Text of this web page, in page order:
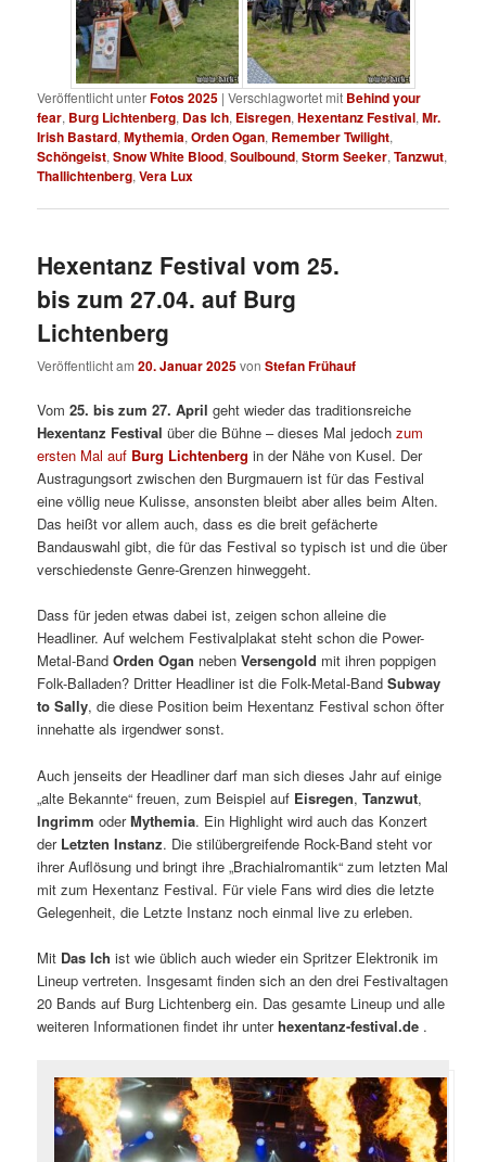
Veröffentlicht unterFotos 2025 |Verschlagwortet mit Behind your
fear, Burg Lichtenberg, Das Ich, Eisregen,Hexentanz Festival,Mr.
Irish Bastard,Mythemia,Orden Ogan, Remember Twilight,
Schöngeist,Snow White Blood,Soulbound,Storm Seeker,Tanzwut,
Thallichtenberg,Vera Lux
Hexentanz Festival vom 25.
bis zum 27.04. auf Burg
Lichtenberg
Veröffentlicht am20. Januar 2025vonStefan Frühauf
Vom25. bis zum 27. April geht wieder das traditionsreiche
Hexentanz Festival über die Bühne – dieses Mal jedochzum
ersten Mal auf Burg Lichtenberg in der Nähe von Kusel. Der
Austragungsort zwischen den Burgmauern ist für das Festival
eine völlig neue Kulisse, ansonsten bleibt aber alles beim Alten.
Das heißt vor allem auch, dass es die breit gefächerte
Bandauswahl gibt, die für das Festival so typisch ist und die über
verschiedenste Genre-Grenzen hinweggeht.
Dass für jeden etwas dabei ist, zeigen schon alleine die
Headliner. Auf welchem Festivalplakat steht schon die Power-
Metal-BandOrden Ogan nebenVersengold mit ihren poppigen
Folk-Balladen? Dritter Headliner ist die Folk-Metal-BandSubway
to Sally, die diese Position beim Hexentanz Festival schon öfter
innehatte als irgendwer sonst.
Auch jenseits der Headliner darf man sich dieses Jahr auf einige
„alte Bekannte“ freuen, zum Beispiel auf Eisregen,Tanzwut,
Ingrimm oderMythemia. Ein Highlight wird auch das Konzert
der Letzten Instanz. Die stilübergreifende Rock-Band steht vor
ihrer Auflösung und bringt ihre „Brachialromantik“ zum letzten Mal
mit zum Hexentanz Festival. Für viele Fans wird dies die letzte
Gelegenheit, die Letzte Instanz noch einmal live zu erleben.
Mit Das Ich ist wie üblich auch wieder ein Spritzer Elektronik im
Lineup vertreten. Insgesamt finden sich an den drei Festivaltagen
20 Bands auf Burg Lichtenberg ein. Das gesamte Lineup und alle
weiteren Informationen findet ihr unterhexentanz-festival.de .